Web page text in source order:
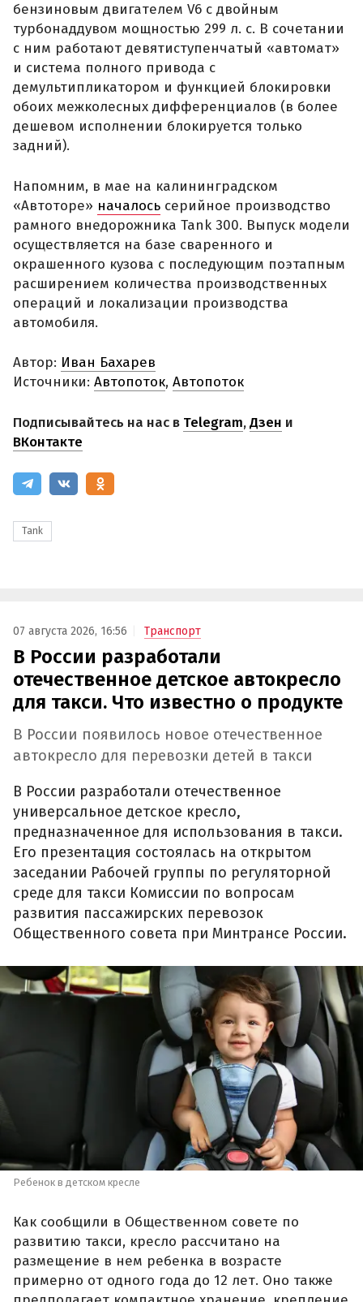
бензиновым двигателем V6 с двойным
турбонаддувом мощностью 299 л. с. В сочетании
с ним работают девятиступенчатый «автомат»
и система полного привода с
демультипликатором и функцией блокировки
обоих межколесных дифференциалов (в более
дешевом исполнении блокируется только
задний).
Напомним, в мае на калининградском
«Автоторе» началось серийное производство
рамного внедорожника Tank 300. Выпуск модели
осуществляется на базе сваренного и
окрашенного кузова с последующим поэтапным
расширением количества производственных
операций и локализации производства
автомобиля.
Автор: Иван Бахарев
Источники: Автопоток, Автопоток
Подписывайтесь на нас в Telegram,Дзен и
ВКонтакте
Tank
07 августа 2026, 16:56 Транспорт
В России разработали
отечественное детское автокресло
для такси. Что известно о продукте
В России появилось новое отечественное
автокресло для перевозки детей в такси
В России разработали отечественное
универсальное детское кресло,
предназначенное для использования в такси.
Его презентация состоялась на открытом
заседании Рабочей группы по регуляторной
среде для такси Комиссии по вопросам
развития пассажирских перевозок
Общественного совета при Минтрансе России.
Ребенок в детском кресле
Как сообщили в Общественном совете по
развитию такси, кресло рассчитано на
размещение в нем ребенка в возрасте
примерно от одного года до 12 лет. Оно также